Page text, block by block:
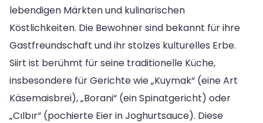
lebendigen Märkten und kulinarischen
Köstlichkeiten. Die Bewohner sind bekannt für ihre
Gastfreundschaft und ihr stolzes kulturelles Erbe.
Siirt ist berühmt für seine traditionelle Küche,
insbesondere für Gerichte wie „Kuymak“ (eine Art
Käsemaisbrei), „Borani“ (ein Spinatgericht) oder
„Cılbır“ (pochierte Eier in Joghurtsauce). Diese